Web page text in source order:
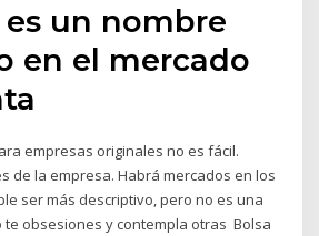
un nombre
en el mercado
empresas originales no es fácil.
de la empresa. Habrá mercados en los
ser más descriptivo, pero no es una
te obsesiones y contempla otras Bolsa